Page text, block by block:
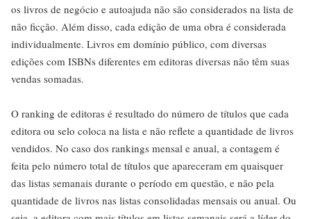
os livros de negócio e autoajuda não são considerados na lista de
não ficção. Além disso, cada edição de uma obra é considerada
individualmente. Livros em domínio público, com diversas
edições com ISBNs diferentes em editoras diversas não têm suas
vendas somadas.
O ranking de editoras é resultado do número de títulos que cada
editora ou selo coloca na lista e não reflete a quantidade de livros
vendidos. No caso dos rankings mensal e anual, a contagem é
feita pelo número total de títulos que apareceram em quaisquer
das listas semanais durante o período em questão, e não pela
quantidade de livros nas listas consolidadas mensais ou anual. Ou